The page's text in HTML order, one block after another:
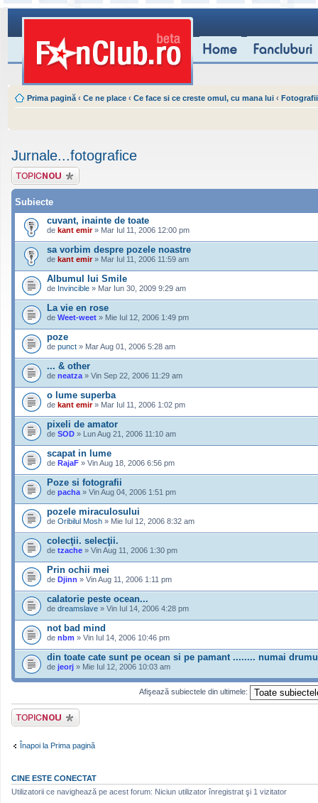
Prima pagină ‹ Ce ne place ‹ Ce face si ce creste omul, cu mana lui ‹
Jurnale...fotografice
Scrie un subiect
nou
Subiecte
cuvant, inainte de toate
de kant emir» Mar Iul 11, 2006 12:00 pm
sa vorbim despre pozele noastre
de kant emir» Mar Iul 11, 2006 11:59 am
Albumul lui Smile
de Invincible » Mar Iun 30, 2009 9:29 am
La vie en rose
de Weet-weet » Mie Iul 12, 2006 1:49 pm
poze
de punct » Mar Aug 01, 2006 5:28 am
... & other
de neatza » Vin Sep 22, 2006 11:29 am
o lume superba
de kant emir» Mar Iul 11, 2006 1:02 pm
pixeli de amator
de SOD » Lun Aug 21, 2006 11:10 am
scapat in lume
de RajaF » Vin Aug 18, 2006 6:56 pm
Poze si fotografii
de pacha » Vin Aug 04, 2006 1:51 pm
pozele miraculosului
de Oribilul Mosh » Mie Iul 12, 2006 8:32 am
colecţii. selecţii.
de tzache » Vin Aug 11, 2006 1:30 pm
Prin ochii mei
de Djinn » Vin Aug 11, 2006 1:11 pm
calatorie peste ocean...
de dreamslave » Vin Iul 14, 2006 4:28 pm
not bad mind
de nbm » Vin Iul 14, 2006 10:46 pm
din toate cate sunt pe ocean si pe pamant ........ numai
de jeorj » Mie Iul 12, 2006 10:03 am
Afişează subiectele din ultimele:
Scrie un subiect
nou
Înapoi la Prima pagină
CINE ESTE CONECTAT
Utilizatorii ce navighează pe acest forum: Niciun utilizator înregistrat şi 1 vizitator